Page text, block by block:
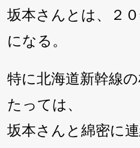
坂本さんとは、２
になる。
特に北海道新幹線
たっては、
坂本さんと綿密に